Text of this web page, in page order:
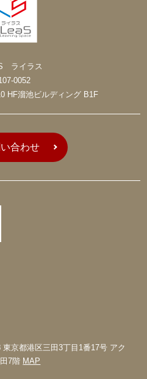
ライラス
0052
HF溜池ビルディング B1F
合わせ
東京都港区三田3丁目1番17号 アク
7階 MAP